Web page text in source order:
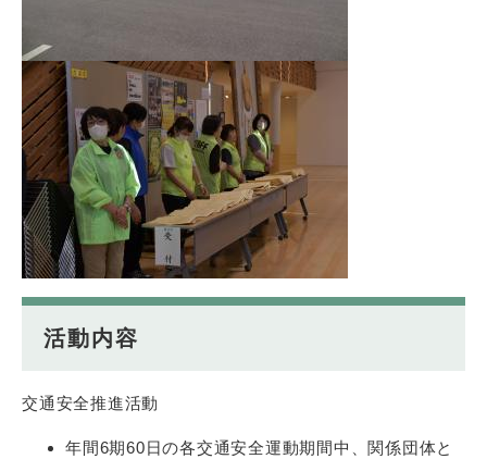
活動内容
交通安全推進活動
年間6期60日の各交通安全運動期間中、関係団体と